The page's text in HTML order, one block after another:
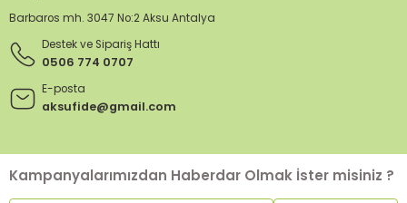
Barbaros mh. 3047 No:2 Aksu Antalya
Destek ve Sipariş Hattı
0506 774 0707
E-posta
aksufide@gmail.com
Kampanyalarımızdan Haberdar Olmak İster misiniz ?